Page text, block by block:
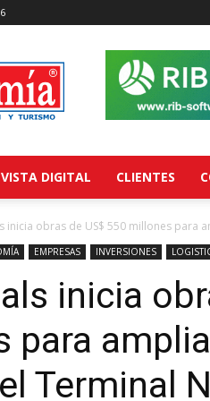
DIGITAL CLIENTES
inicia obras de US$ 550 millones para
EMPRESAS INVERSIONES
inicia
para
Terminal